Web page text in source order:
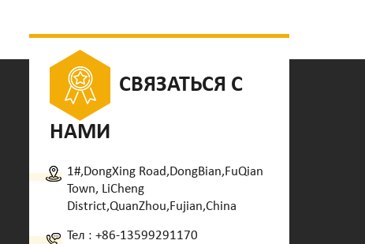
СВЯЗАТЬСЯ С
НАМИ
1#,DongXing Road,DongBian,FuQian
Town, LiCheng
District,QuanZhou,Fujian,China
Тел : +86-13599291170